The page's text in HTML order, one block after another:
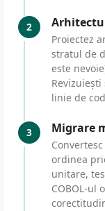
2
Proiectez
stratul de
este
linie de
3 Migrare
ordinea
unitare,
COBOL-ul